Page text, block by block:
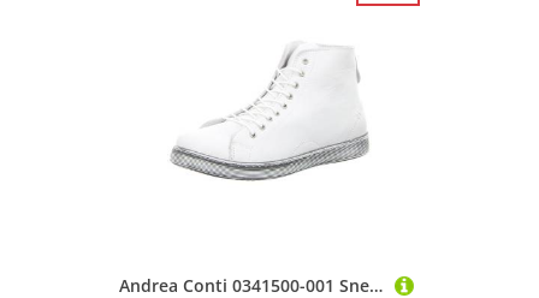
Andrea Conti 0341500-001 Sneaker